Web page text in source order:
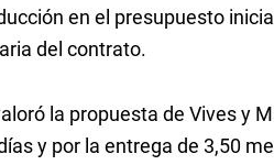
en el presupuesto
del contrato.
la propuesta de Vives y
y por la entrega de 3,50